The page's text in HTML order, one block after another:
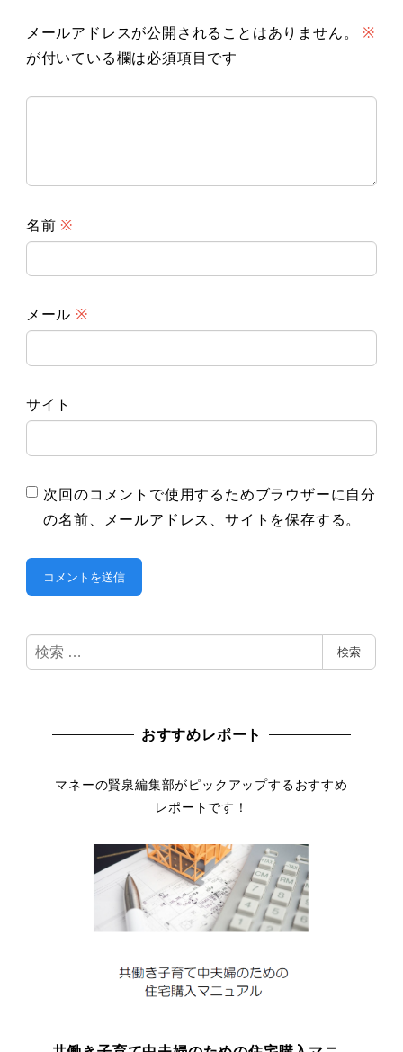
メールアドレスが公開されることはありません。
※
が付いている欄は必須項目です
名前 ※
メール ※
サイト
次回のコメントで使用するためブラウザーに自分
の名前、メールアドレス、サイトを保存する。
検
索
検索
おすすめレポート
マネーの賢泉編集部がピックアップするおすすめ
レポートです！